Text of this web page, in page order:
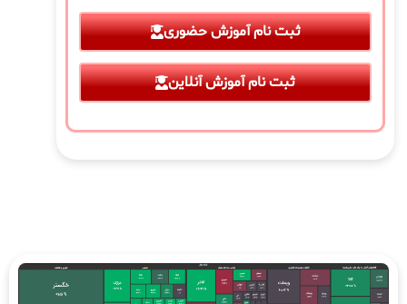
ثبت نام آموزش حضوری
ثبت نام آموزش آنلاین